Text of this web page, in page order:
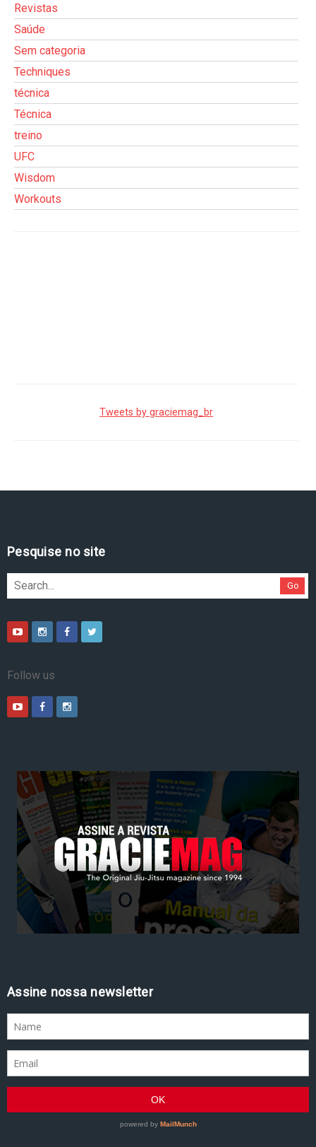
Revistas
Saúde
Sem categoria
Techniques
técnica
Técnica
treino
UFC
Wisdom
Workouts
Tweets by graciemag_br
Pesquise no site
Go
Follow us
Assine nossa newsletter